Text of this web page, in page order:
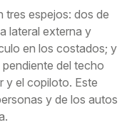
tres espejos: dos de
lateral externa y
en los costados; y
del techo
y el copiloto. Este
y de los autos